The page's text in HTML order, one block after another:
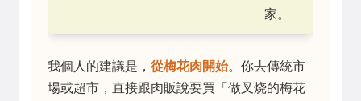
家。
我個人的建議是， 從梅花肉開始。你去傳統市
場或超市，直接跟肉販說要買「做叉烧的梅花